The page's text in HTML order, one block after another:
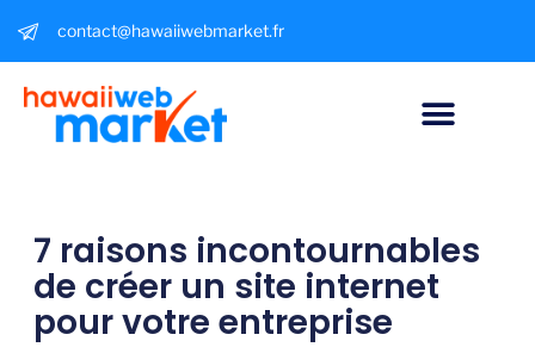
contact@hawaiiwebmarket.fr
7 raisons incontournables
de créer un site internet
pour votre entreprise